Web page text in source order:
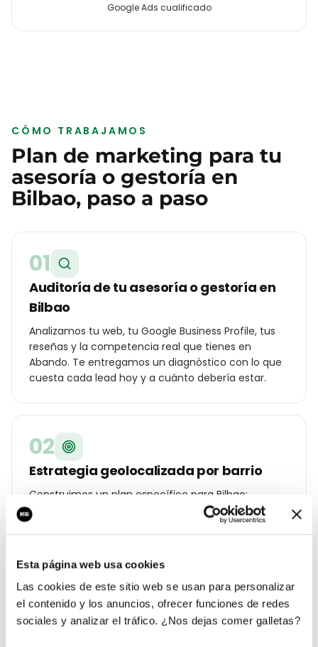
Esta página web usa cookies
Las cookies de este sitio web se usan para personalizar
el contenido y los anuncios, ofrecer funciones de redes
sociales y analizar el tráfico. ¿Nos dejas comer galletas?
Google Ads cualificado
CÓMO TRABAJAMOS
Plan de marketing para tu
asesoría o gestoría en
Bilbao, paso a paso
01
Auditoría de tu asesoría o gestoría en
Bilbao
Analizamos tu web, tu Google Business Profile, tus
reseñas y la competencia real que tienes en
Abando. Te entregamos un diagnóstico con lo que
cuesta cada lead hoy y a cuánto debería estar.
02
Estrategia geolocalizada por barrio
Construimos un plan específico para Bilbao:
palabras clave por distrito (Abando, Indautxu, Casco
Viejo, Deusto…), ángulos de campaña para tu
asesoría o gestoría de la ciudad.
03